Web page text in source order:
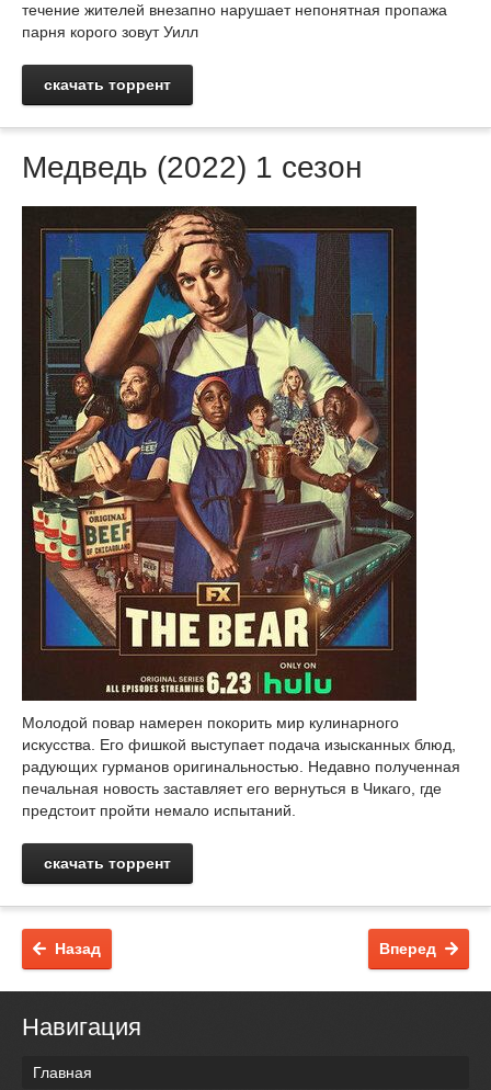
течение жителей внезапно нарушает непонятная пропажа
парня корого зовут Уилл
скачать торрент
Медведь (2022) 1 сезон
Молодой повар намерен покорить мир кулинарного
искусства. Его фишкой выступает подача изысканных блюд,
радующих гурманов оригинальностью. Недавно полученная
печальная новость заставляет его вернуться в Чикаго, где
предстоит пройти немало испытаний.
скачать торрент
Назад Вперед
Навигация
Главная